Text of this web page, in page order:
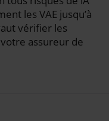
les VAE jusqu’à
vérifier les
assureur de